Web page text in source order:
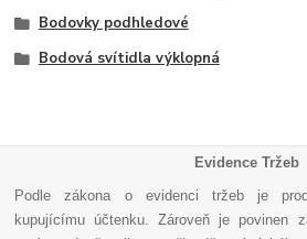
Bodovky podhledové
Bodová svítidla výklopná
Evidence Tržeb
Podle zákona o evidenci tržeb je
kupujícímu účtenku. Zároveň je povinen